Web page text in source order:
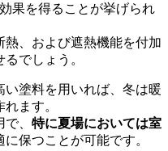
果を得ることが挙げられ
、および遮熱機能を付加
でしょう。
塗料を用いれば、冬は暖
ます。
、 特に夏場においては室
保つことが可能です。